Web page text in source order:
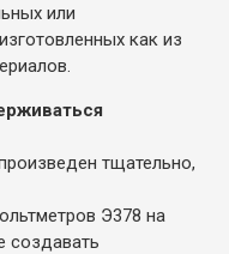
или
как из
тщательно,
Э378 на
создавать